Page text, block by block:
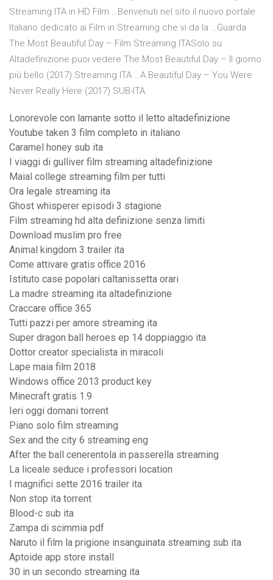
Streaming ITA in HD Film …Benvenuti nel sito il nuovo portale
Italiano dedicato ai Film in Streaming che vi da la …Guarda
The Most Beautiful Day – Film Streaming ITASolo su
Altadefinizione puoi vedere The Most Beautiful Day – Il giorno
più bello (2017) Streaming ITA …A Beautiful Day – You Were
Never Really Here (2017) SUB-ITA
Lonorevole con lamante sotto il letto altadefinizione
Youtube taken 3 film completo in italiano
Caramel honey sub ita
I viaggi di gulliver film streaming altadefinizione
Maial college streaming film per tutti
Ora legale streaming ita
Ghost whisperer episodi 3 stagione
Film streaming hd alta definizione senza limiti
Download muslim pro free
Animal kingdom 3 trailer ita
Come attivare gratis office 2016
Istituto case popolari caltanissetta orari
La madre streaming ita altadefinizione
Craccare office 365
Tutti pazzi per amore streaming ita
Super dragon ball heroes ep 14 doppiaggio ita
Dottor creator specialista in miracoli
Lape maia film 2018
Windows office 2013 product key
Minecraft gratis 1.9
Ieri oggi domani torrent
Piano solo film streaming
Sex and the city 6 streaming eng
After the ball cenerentola in passerella streaming
La liceale seduce i professori location
I magnifici sette 2016 trailer ita
Non stop ita torrent
Blood-c sub ita
Zampa di scimmia pdf
Naruto il film la prigione insanguinata streaming sub ita
Aptoide app store install
30 in un secondo streaming ita